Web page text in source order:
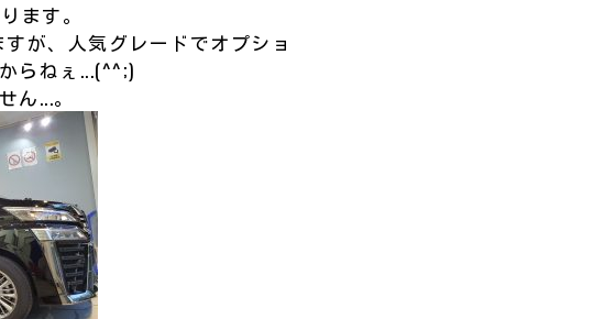
ます。
が、人気グレードでオプショ
らねぇ...(^^;)
...。